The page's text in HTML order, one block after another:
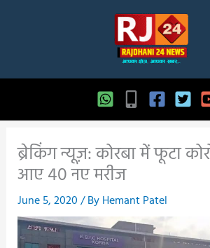
ब्रेकिंग न्यूज़: कोरबा में फूटा
आए 40 नए मरीज
June 5, 2020/ ByHemant Patel